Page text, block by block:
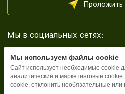
Мы в социальных сетях:
Каталог
Мы используем файлы cookie
Сайт использует необходимые cookie
аналитические и маркетинговые
cookie, отклонить необязательные или